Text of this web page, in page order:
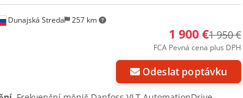
Požádat o více
Dunajská Streda 257 km
1 900 €1 950 €
FCA Pevná cena plus DPH
Odeslat poptávku